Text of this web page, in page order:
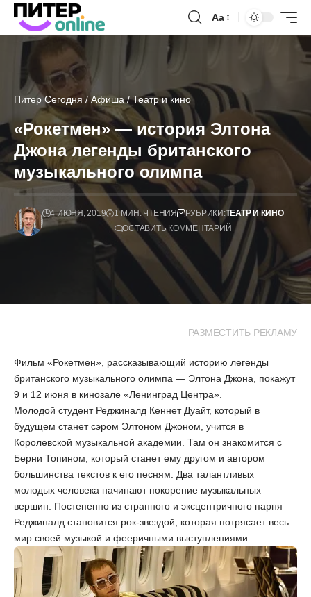
Аа
Питер Сегодня /Афиша/Театр и кино
«Рокетмен» — история Элтона
Джона легенды британского
музыкального олимпа
4 ИЮНЯ, 2019 1 МИН. ЧТЕНИЯ РУБРИКИ:ТЕАТР И КИНО
ОСТАВИТЬ КОММЕНТАРИЙ
РАЗМЕСТИТЬ РЕКЛАМУ
Фильм «Рокетмен», рассказывающий историю легенды
британского музыкального олимпа — Элтона Джона, покажут
9 и 12 июня в кинозале «Ленинград Центра».
Молодой студент Реджиналд Кеннет Дуайт, который в
будущем станет сэром Элтоном Джоном, учится в
Королевской музыкальной академии. Там он знакомится с
Берни Топином, который станет ему другом и автором
большинства текстов к его песням. Два талантливых
молодых человека начинают покорение музыкальных
вершин. Постепенно из странного и эксцентричного парня
Реджиналд становится рок-звездой, которая потрясает весь
мир своей музыкой и фееричными выступлениями.